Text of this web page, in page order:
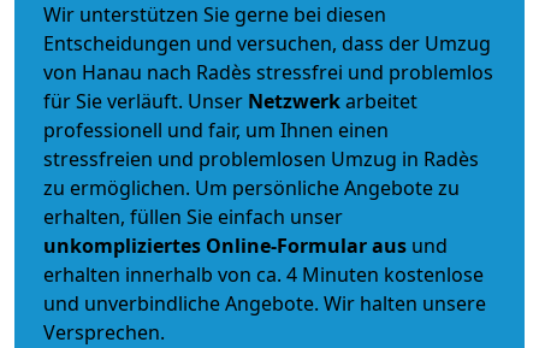
Wir unterstützen Sie gerne bei diesen
Entscheidungen und versuchen, dass der Umzug
von Hanau nach Radès stressfrei und problemlos
für Sie verläuft. Unser Netzwerkarbeitet
professionell und fair, um Ihnen einen
stressfreien und problemlosen Umzug in Radès
zu ermöglichen. Um persönliche Angebote zu
erhalten, füllen Sie einfach unser
unkompliziertes Online-Formular aus und
erhalten innerhalb von ca. 4 Minuten kostenlose
und unverbindliche Angebote. Wir halten unsere
Versprechen.